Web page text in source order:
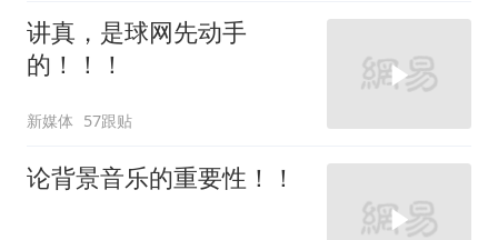
讲真，是球网先动手
的！！！
新媒体 57跟贴
论背景音乐的重要性！！